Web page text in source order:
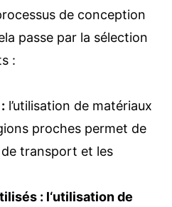
de conception
passe par la sélection
:
l’utilisation de matériaux
proches permet de
transport et les
: l‘utilisation de